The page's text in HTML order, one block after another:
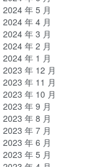
2024 年 5 月
2024 年 4 月
2024 年 3 月
2024 年 2 月
2024 年 1 月
2023 年 12 月
2023 年 11 月
2023 年 10 月
2023 年 9 月
2023 年 8 月
2023 年 7 月
2023 年 6 月
2023 年 5 月